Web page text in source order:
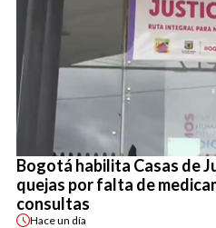
Bogotá habilita Casas de
quejas por falta de
consultas
Haceun día